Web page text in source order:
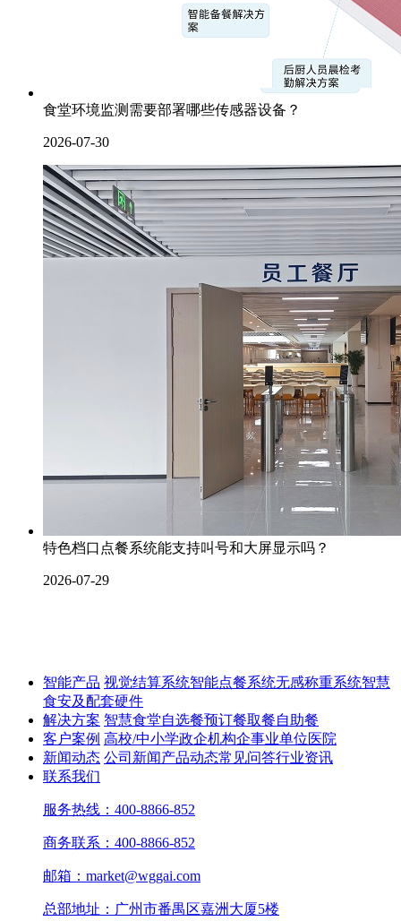
食堂环境监测需要部署哪些传感器设备？
2026-07-30
特色档口点餐系统能支持叫号和大屏显示吗？
2026-07-29
智能产品 视觉结算系统智能点餐系统无感称重系统智慧
食安及配套硬件
解决方案 智慧食堂自选餐预订餐取餐自助餐
客户案例 高校/中小学政企机构企事业单位医院
新闻动态 公司新闻产品动态常见问答行业资讯
联系我们
服务热线：400-8866-852
商务联系：400-8866-852
邮箱：market@wggai.com
总部地址：广州市番禺区嘉洲大厦5楼